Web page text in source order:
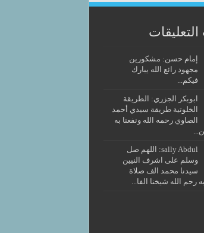
إمام حسن: مشكورين
مجهود رائع الله يبارك
فيكم...
ابوبكر الجزري: الطريقة
الخلوتية طريقة سيدي أحمد
الصاوي رحمه الله ونفعنا به
sally Abdul: اللهم صل
وسلم على اشرف النيين
سيدنا محمد الف صلاة
رحم الله شيخنا الفا...